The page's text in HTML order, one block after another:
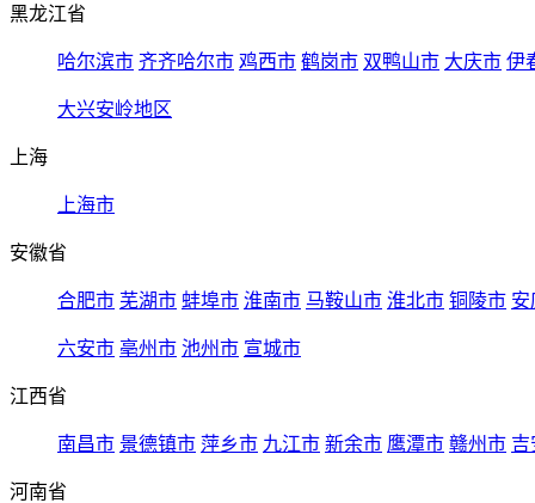
黑龙江省
哈尔滨市 齐齐哈尔市 鸡西市 鹤岗市 双鸭山市 大庆市 伊
大兴安岭地区
上海
上海市
安徽省
合肥市 芜湖市 蚌埠市 淮南市 马鞍山市 淮北市 铜陵市 安
六安市 亳州市 池州市 宣城市
江西省
南昌市 景德镇市 萍乡市 九江市 新余市 鹰潭市 赣州市 吉
河南省